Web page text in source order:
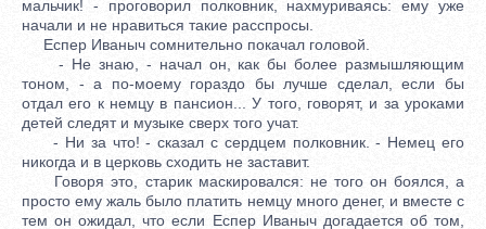
мальчик! - проговорил полковник, нахмуриваясь: ему уже
начали и не нравиться такие расспросы.
Еспер Иваныч сомнительно покачал головой.
- Не знаю, - начал он, как бы более размышляющим
тоном, - а по-моему гораздо бы лучше сделал, если бы
отдал его к немцу в пансион... У того, говорят, и за уроками
детей следят и музыке сверх того учат.
- Ни за что! - сказал с сердцем полковник. - Немец его
никогда и в церковь сходить не заставит.
Говоря это, старик маскировался: не того он боялся, а
просто ему жаль было платить немцу много денег, и вместе с
тем он ожидал, что если Еспер Иваныч догадается об том,